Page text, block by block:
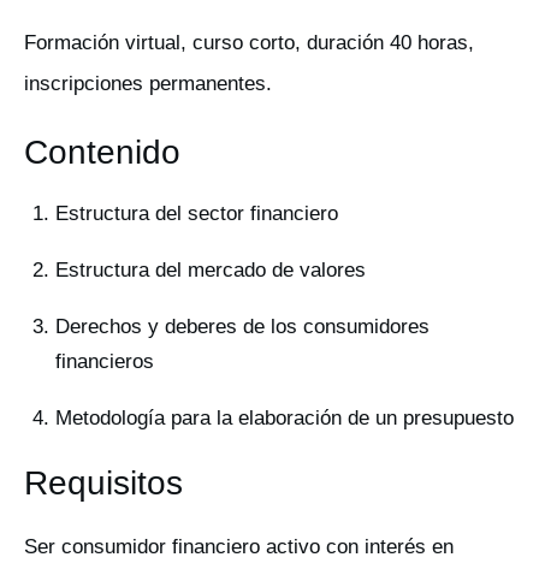
Formación virtual, curso corto, duración 40 horas,
inscripciones permanentes.
Contenido
Estructura del sector financiero
Estructura del mercado de valores
Derechos y deberes de los consumidores
financieros
Metodología para la elaboración de un presupuesto
Requisitos
Ser consumidor financiero activo con interés en